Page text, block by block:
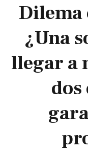
Dilema
¿Una
llegar a